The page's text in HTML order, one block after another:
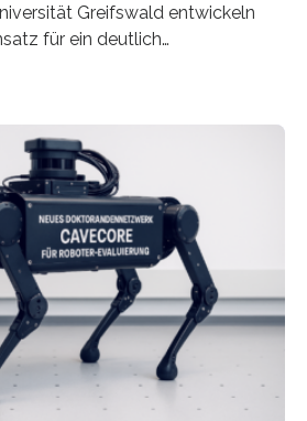
Greifswald entwickeln
für ein deutlich
vom menschlichen Gehirn. Die
vor
Silizium-
ihre Grenzen: Sie verbrauchen
und Verarbeitungseinheiten
und die Datenübertragung
aus. Da KI-Modelle
und riesige Datenmengen
der Bedarf an neuen
Neben Quantencomputern